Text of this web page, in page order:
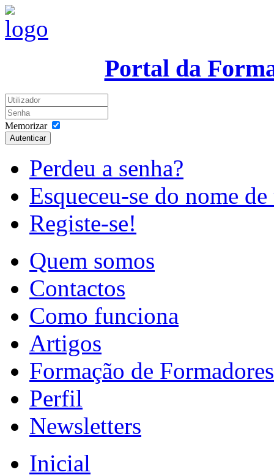
Portal da
Memorizar
Autenticar
Perdeu a senha?
Esqueceu-se do nome
Registe-se!
Quem somos
Contactos
Como funciona
Artigos
Formação de Formadores
Perfil
Newsletters
Inicial